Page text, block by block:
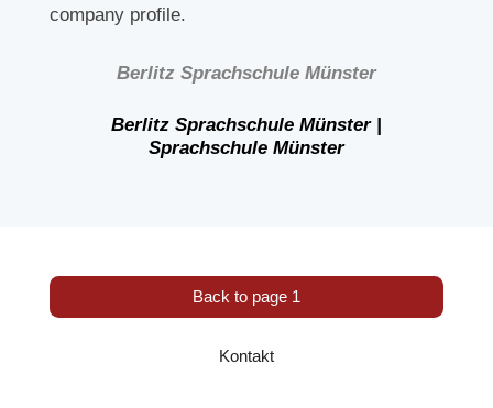
company profile.
Berlitz Sprachschule Münster
Berlitz Sprachschule Münster |
Sprachschule Münster
Back to page 1
Kontakt